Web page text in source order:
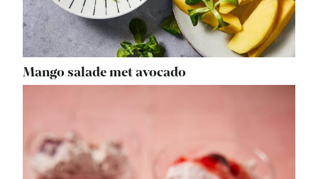
Mango salade met avocado